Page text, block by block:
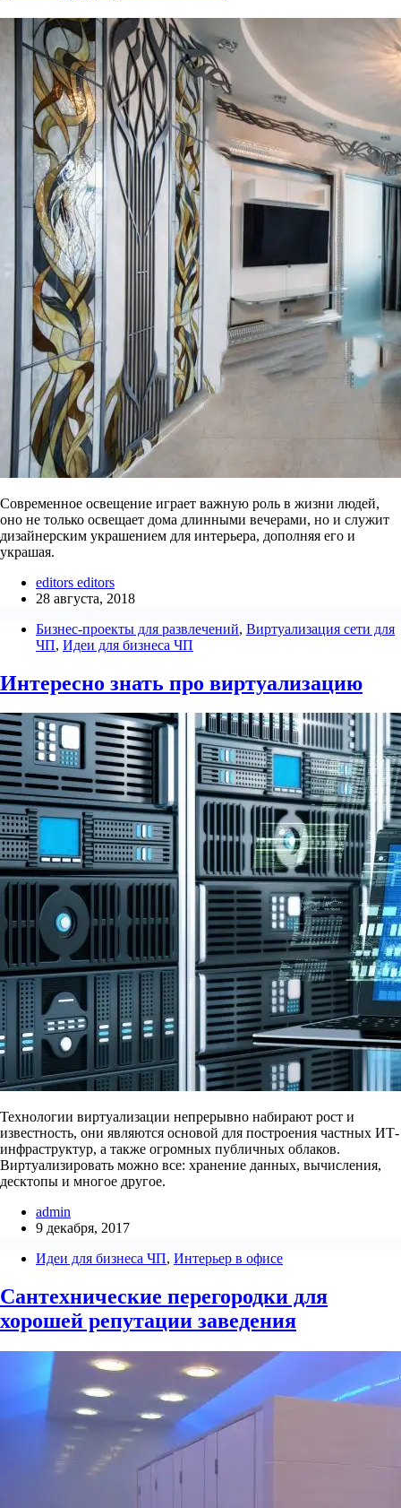
Современное освещение играет важную роль в жизни людей,
оно не только освещает дома длинными вечерами, но и служит
дизайнерским украшением для интерьера, дополняя его и
украшая.
editors editors
28 августа, 2018
Бизнес-проекты для развлечений, Виртуализация сети для
ЧП, Идеи для бизнеса ЧП
Интересно знать про виртуализацию
Технологии виртуализации непрерывно набирают рост и
известность, они являются основой для построения частных ИТ-
инфраструктур, а также огромных публичных облаков.
Виртуализировать можно все: хранение данных, вычисления,
десктопы и многое другое.
admin
9 декабря, 2017
Идеи для бизнеса ЧП, Интерьер в офисе
Сантехнические перегородки для
хорошей репутации заведения